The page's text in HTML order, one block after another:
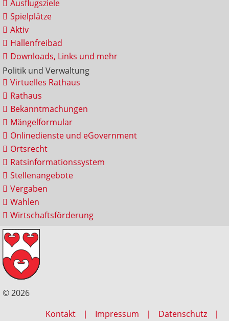
Ausflugsziele
Spielplätze
Aktiv
Hallenfreibad
Downloads, Links und mehr
Politik und Verwaltung
Virtuelles Rathaus
Rathaus
Bekanntmachungen
Mängelformular
Onlinedienste und eGovernment
Ortsrecht
Ratsinformationssystem
Stellenangebote
Vergaben
Wahlen
Wirtschaftsförderung
© 2026
Kontakt
Impressum Datenschutz